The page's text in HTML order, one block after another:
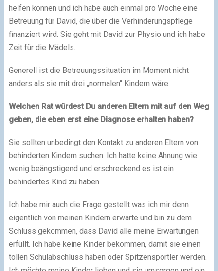
helfen können und ich habe auch einmal pro Woche eine
Betreuung für David, die über die Verhinderungspflege
finanziert wird. Sie geht mit David zur Physio und ich habe
Zeit für die Mädels.
Generell ist die Betreuungssituation im Moment nicht
anders als sie mit drei „normalen“ Kindern wäre.
Welchen Rat würdest Du anderen Eltern mit auf den Weg
geben, die eben erst eine Diagnose erhalten haben?
Sie sollten unbedingt den Kontakt zu anderen Eltern von
behinderten Kindern suchen. Ich hatte keine Ahnung wie
wenig beängstigend und erschreckend es ist ein
behindertes Kind zu haben.
Ich habe mir auch die Frage gestellt was ich mir denn
eigentlich von meinen Kindern erwarte und bin zu dem
Schluss gekommen, dass David alle meine Erwartungen
erfüllt. Ich habe keine Kinder bekommen, damit sie einen
tollen Schulabschluss haben oder Spitzensportler werden.